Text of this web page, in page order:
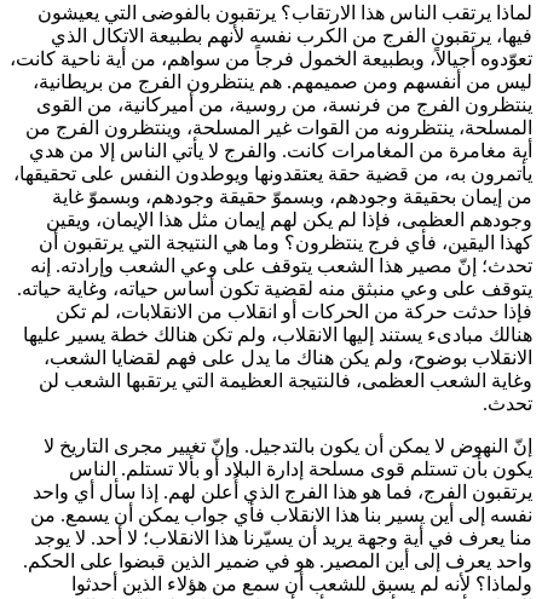
لماذا يرتقب الناس هذا الارتقاب؟ يرتقبون بالفوضى التي يعيشون
فيها، يرتقبون الفرج من الكرب نفسه لأنهم بطبيعة الاتكال الذي
تعوّدوه أجيالاً، وبطبيعة الخمول فرجاً من سواهم، من أية ناحية كانت،
ليس من أنفسهم ومن صميمهم. هم ينتظرون الفرج من بريطانية،
ينتظرون الفرج من فرنسة، من روسية، من أميركانية، من القوى
المسلحة، ينتظرونه من القوات غير المسلحة، وينتظرون الفرج من
أية مغامرة من المغامرات كانت. والفرج لا يأتي الناس إلا من هدي
يأتمرون به، من قضية حقة يعتقدونها ويوطدون النفس على تحقيقها،
من إيمان بحقيقة وجودهم، وبسموّ حقيقة وجودهم، وبسموّ غاية
وجودهم العظمى، فإذا لم يكن لهم إيمان مثل هذا الإيمان، ويقين
كهذا اليقين، فأي فرج ينتظرون؟ وما هي النتيجة التي يرتقبون أن
تحدث؛ إنّ مصير هذا الشعب يتوقف على وعي الشعب وإرادته. إنه
يتوقف على وعي منبثق منه لقضية تكون أساس حياته، وغاية حياته.
فإذا حدثت حركة من الحركات أو انقلاب من الانقلابات، لم تكن
هنالك مبادىء يستند إليها الانقلاب، ولم تكن هنالك خطة يسير عليها
الانقلاب بوضوح، ولم يكن هناك ما يدل على فهم لقضايا الشعب،
وغاية الشعب العظمى، فالنتيجة العظيمة التي يرتقبها الشعب لن
تحدث.
إنّ النهوض لا يمكن أن يكون بالتدجيل. وإنّ تغيير مجرى التاريخ لا
يكون بأن تستلم قوى مسلحة إدارة البلاد أو بألا تستلم. الناس
يرتقبون الفرج، فما هو هذا الفرج الذي أُعلن لهم. إذا سأل أي واحد
نفسه إلى أين يسير بنا هذا الانقلاب فأي جواب يمكن أن يسمع. من
منا يعرف في أية وجهة يريد أن يسيّرنا هذا الانقلاب؛ لا أحد. لا يوجد
واحد يعرف إلى أين المصير. هو في ضمير الذين قبضوا على الحكم.
ولماذا؟ لأنه لم يسبق للشعب أن سمع من هؤلاء الذين أحدثوا